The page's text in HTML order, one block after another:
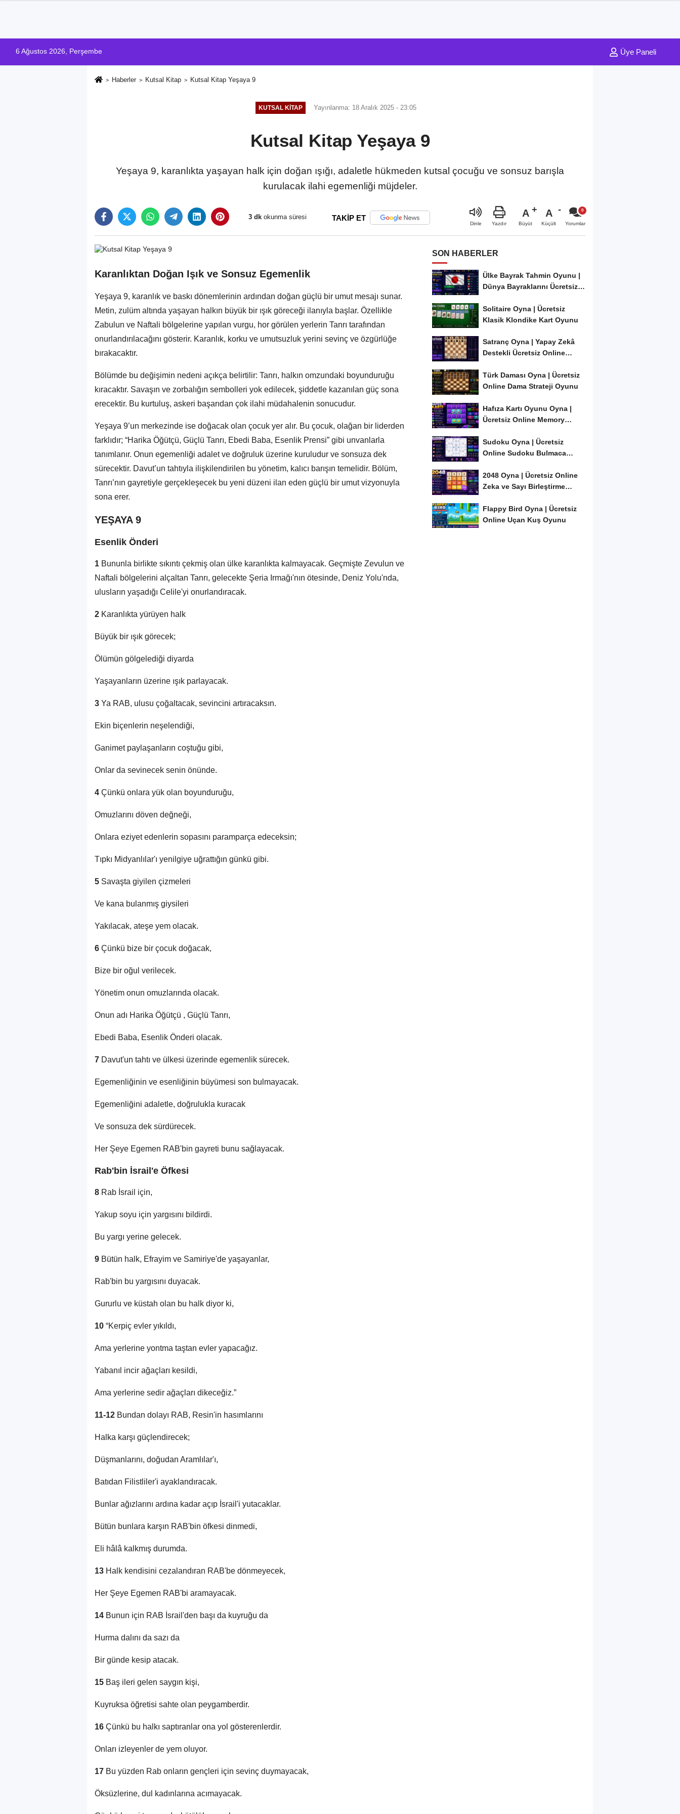
6 Ağustos 2026, Perşembe Üye Paneli
Haberler Kutsal Kitap Kutsal Kitap Yeşaya 9
KUTSAL KITAP Yayınlanma: 18 Aralık 2025 - 23:05
Kutsal Kitap Yeşaya 9
Yeşaya 9, karanlıkta yaşayan halk için doğan ışığı, adaletle hükmeden kutsal çocuğu ve sonsuz barışla
kurulacak ilahi egemenliği müjdeler.
3 dk okunma süresi TAKİP ET
Dinle Yazdır
A
Büyüt
A
Küçült Yorumlar
Karanlıktan Doğan Işık ve Sonsuz Egemenlik
Yeşaya 9, karanlık ve baskı dönemlerinin ardından doğan güçlü bir umut mesajı sunar.
Metin, zulüm altında yaşayan halkın büyük bir ışık göreceği ilanıyla başlar. Özellikle
Zabulun ve Naftali bölgelerine yapılan vurgu, hor görülen yerlerin Tanrı tarafından
onurlandırılacağını gösterir. Karanlık, korku ve umutsuzluk yerini sevinç ve özgürlüğe
bırakacaktır.
Bölümde bu değişimin nedeni açıkça belirtilir: Tanrı, halkın omzundaki boyunduruğu
kıracaktır. Savaşın ve zorbalığın sembolleri yok edilecek, şiddetle kazanılan güç sona
erecektir. Bu kurtuluş, askeri başarıdan çok ilahi müdahalenin sonucudur.
Yeşaya 9’un merkezinde ise doğacak olan çocuk yer alır. Bu çocuk, olağan bir liderden
farklıdır; “Harika Öğütçü, Güçlü Tanrı, Ebedi Baba, Esenlik Prensi” gibi unvanlarla
tanımlanır. Onun egemenliği adalet ve doğruluk üzerine kuruludur ve sonsuza dek
sürecektir. Davut’un tahtıyla ilişkilendirilen bu yönetim, kalıcı barışın temelidir. Bölüm,
Tanrı’nın gayretiyle gerçekleşecek bu yeni düzeni ilan eden güçlü bir umut vizyonuyla
sona erer.
YEŞAYA 9
Esenlik Önderi
1 Bununla birlikte sıkıntı çekmiş olan ülke karanlıkta kalmayacak. Geçmişte Zevulun ve
Naftali bölgelerini alçaltan Tanrı, gelecekte Şeria Irmağı'nın ötesinde, Deniz Yolu'nda,
ulusların yaşadığı Celile'yi onurlandıracak.
2 Karanlıkta yürüyen halk
Büyük bir ışık görecek;
Ölümün gölgelediği diyarda
Yaşayanların üzerine ışık parlayacak.
3 Ya RAB, ulusu çoğaltacak, sevincini artıracaksın.
Ekin biçenlerin neşelendiği,
Ganimet paylaşanların coştuğu gibi,
Onlar da sevinecek senin önünde.
4 Çünkü onlara yük olan boyunduruğu,
Omuzlarını döven değneği,
Onlara eziyet edenlerin sopasını paramparça edeceksin;
Tıpkı Midyanlılar'ı yenilgiye uğrattığın günkü gibi.
5 Savaşta giyilen çizmeleri
Ve kana bulanmış giysileri
Yakılacak, ateşe yem olacak.
6 Çünkü bize bir çocuk doğacak,
Bize bir oğul verilecek.
Yönetim onun omuzlarında olacak.
Onun adı Harika Öğütçü , Güçlü Tanrı,
Ebedi Baba, Esenlik Önderi olacak.
7 Davut'un tahtı ve ülkesi üzerinde egemenlik sürecek.
Egemenliğinin ve esenliğinin büyümesi son bulmayacak.
Egemenliğini adaletle, doğrulukla kuracak
Ve sonsuza dek sürdürecek.
Her Şeye Egemen RAB'bin gayreti bunu sağlayacak.
Rab'bin İsrail'e Öfkesi
8 Rab İsrail için,
Yakup soyu için yargısını bildirdi.
Bu yargı yerine gelecek.
9 Bütün halk, Efrayim ve Samiriye'de yaşayanlar,
Rab'bin bu yargısını duyacak.
Gururlu ve küstah olan bu halk diyor ki,
10 “Kerpiç evler yıkıldı,
Ama yerlerine yontma taştan evler yapacağız.
Yabanıl incir ağaçları kesildi,
Ama yerlerine sedir ağaçları dikeceğiz.”
11-12 Bundan dolayı RAB, Resin'in hasımlarını
Halka karşı güçlendirecek;
Düşmanlarını, doğudan Aramlılar'ı,
Batıdan Filistliler'i ayaklandıracak.
Bunlar ağızlarını ardına kadar açıp İsrail'i yutacaklar.
Bütün bunlara karşın RAB'bin öfkesi dinmedi,
Eli hâlâ kalkmış durumda.
13 Halk kendisini cezalandıran RAB'be dönmeyecek,
Her Şeye Egemen RAB'bi aramayacak.
14 Bunun için RAB İsrail'den başı da kuyruğu da
Hurma dalını da sazı da
Bir günde kesip atacak.
15 Baş ileri gelen saygın kişi,
Kuyruksa öğretisi sahte olan peygamberdir.
16 Çünkü bu halkı saptıranlar ona yol gösterenlerdir.
Onları izleyenler de yem oluyor.
17 Bu yüzden Rab onların gençleri için sevinç duymayacak,
Öksüzlerine, dul kadınlarına acımayacak.
SON HABERLER
Ülke Bayrak Tahmin Oyunu |
Dünya Bayraklarını Ücretsiz
Solitaire Oyna | Ücretsiz
Klasik Klondike Kart Oyunu
Satranç Oyna | Yapay Zekâ
Destekli Ücretsiz Online
Türk Daması Oyna | Ücretsiz
Online Dama Strateji Oyunu
Hafıza Kartı Oyunu Oyna |
Ücretsiz Online Memory
Sudoku Oyna | Ücretsiz
Online Sudoku Bulmaca
2048 Oyna | Ücretsiz Online
Zeka ve Sayı Birleştirme
Flappy Bird Oyna | Ücretsiz
Online Uçan Kuş Oyunu